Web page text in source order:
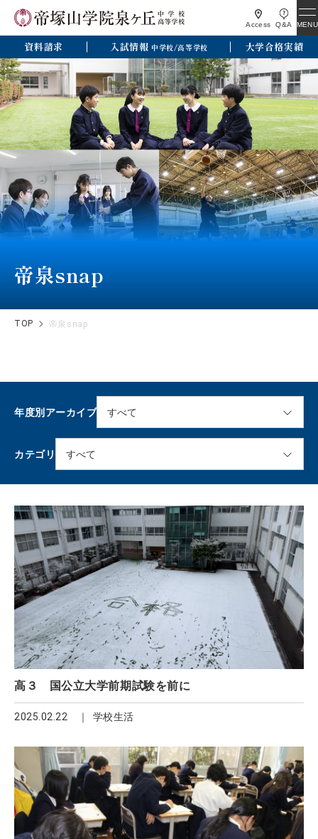
Access Q&A MENU
資料請求 入試情報 中学校/高等学校 大学合格実績
帝泉snap
TOP 帝泉snap
年度別アーカイブ
カテゴリ
高３ 国公立大学前期試験を前に
2025.02.22 学校生活